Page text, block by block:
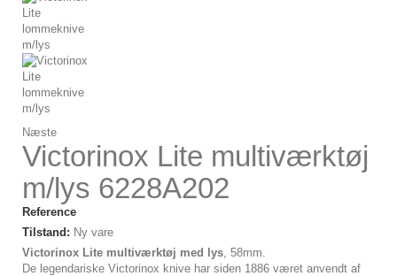
Næste
Victorinox Lite multiværktøj
m/lys 6228A202
Reference
Tilstand: Ny vare
Victorinox Lite multiværktøj med lys , 58mm.
De legendariske Victorinox knive har siden 1886 været anvendt af